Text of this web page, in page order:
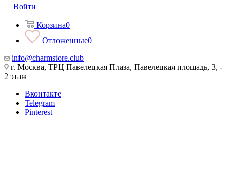
Войти
Корзина0
Отложенные0
info@charmstore.club
г. Москва, ТРЦ Павелецкая Плаза, Павелецкая площадь, 3, -
2 этаж
Вконтакте
Telegram
Pinterest